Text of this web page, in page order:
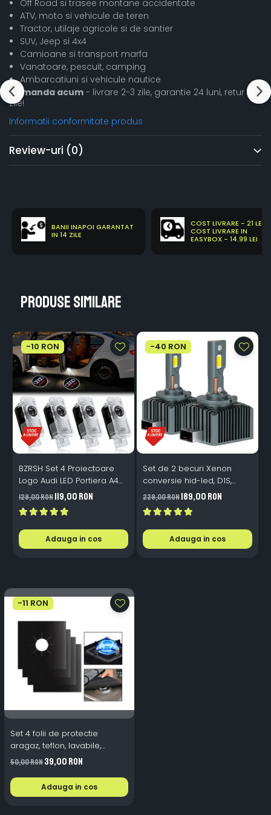
Off Road si trasee montane accidentate
ATV, moto si vehicule de teren
Tractor, utilaje agricole si de santier
SUV, Jeep si 4x4
Camioane si transport marfa
Vanatoare, pescuit, camping
Ambarcatiuni si vehicule nautice
Comanda acum - livrare 2-3 zile, garantie 24 luni, retur 14
zile!
Informatii conformitate produs
Review-uri (0)
BANII INAPOI GARANTAT
IN 14 ZILE
COST LIVRARE - 21 LEI
COST LIVRARE IN
EASYBOX - 14.99 LEI
Produse similare
-10 RON
BZRSH Set 4 Proiectoare
Logo Audi LED Portiera A4
A5 A6 A7 A8 Q3 Q5 Q7 - 12V
5W Plug & Play
129,00 RON119,00 RON
Adauga in cos
-40 RON
Set de 2 becuri Xenon
conversie hid-led, D1S,
120W, 12.000lm, Canbus,
Miez Cupru, Radiator
Aluminiu, Premium, Alb
Rece
229,00 RON189,00 RON
Adauga in cos
-11 RON
Set 4 folii de protectie
aragaz, teflon, lavabile,
reutilizabile, Negru/Gri
50,00 RON39,00 RON
Adauga in cos